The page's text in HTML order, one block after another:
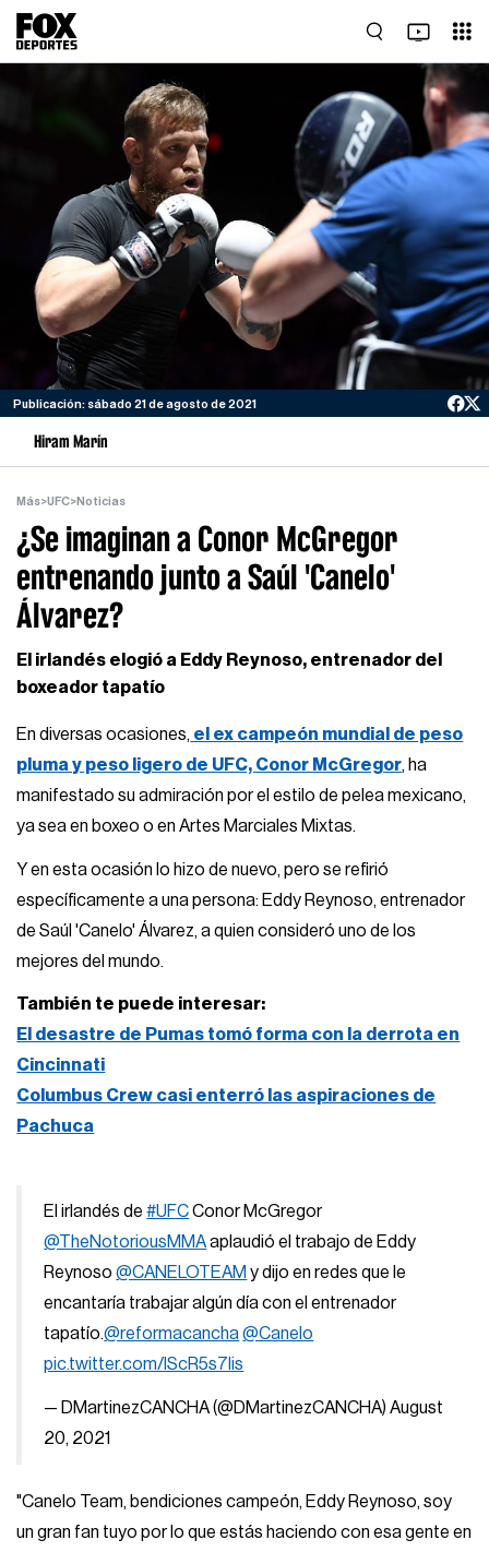
Publicación: sábado 21 de agosto de 2021
Hiram Marín
Más>UFC>Noticias
¿Se imaginan a Conor McGregor
entrenando junto a Saúl 'Canelo'
Álvarez?
El irlandés elogió a Eddy Reynoso, entrenador del
boxeador tapatío
En diversas ocasiones, el ex campeón mundial de peso
pluma y peso ligero de UFC, Conor McGregor, ha
manifestado su admiración por el estilo de pelea mexicano,
ya sea en boxeo o en Artes Marciales Mixtas.
Y en esta ocasión lo hizo de nuevo, pero se refirió
específicamente a una persona: Eddy Reynoso, entrenador
de Saúl 'Canelo' Álvarez, a quien consideró uno de los
mejores del mundo.
También te puede interesar:
El desastre de Pumas tomó forma con la derrota en
Cincinnati
Columbus Crew casi enterró las aspiraciones de
Pachuca
El irlandés de#UFCConor McGregor
@TheNotoriousMMAaplaudió el trabajo de Eddy
Reynoso@CANELOTEAM y dijo en redes que le
encantaría trabajar algún día con el entrenador
tapatío.@reformacancha @Canelo
pic.twitter.com/lScR5s7Iis
— DMartinezCANCHA (@DMartinezCANCHA)August
20, 2021
"Canelo Team, bendiciones campeón, Eddy Reynoso, soy
un gran fan tuyo por lo que estás haciendo con esa gente en